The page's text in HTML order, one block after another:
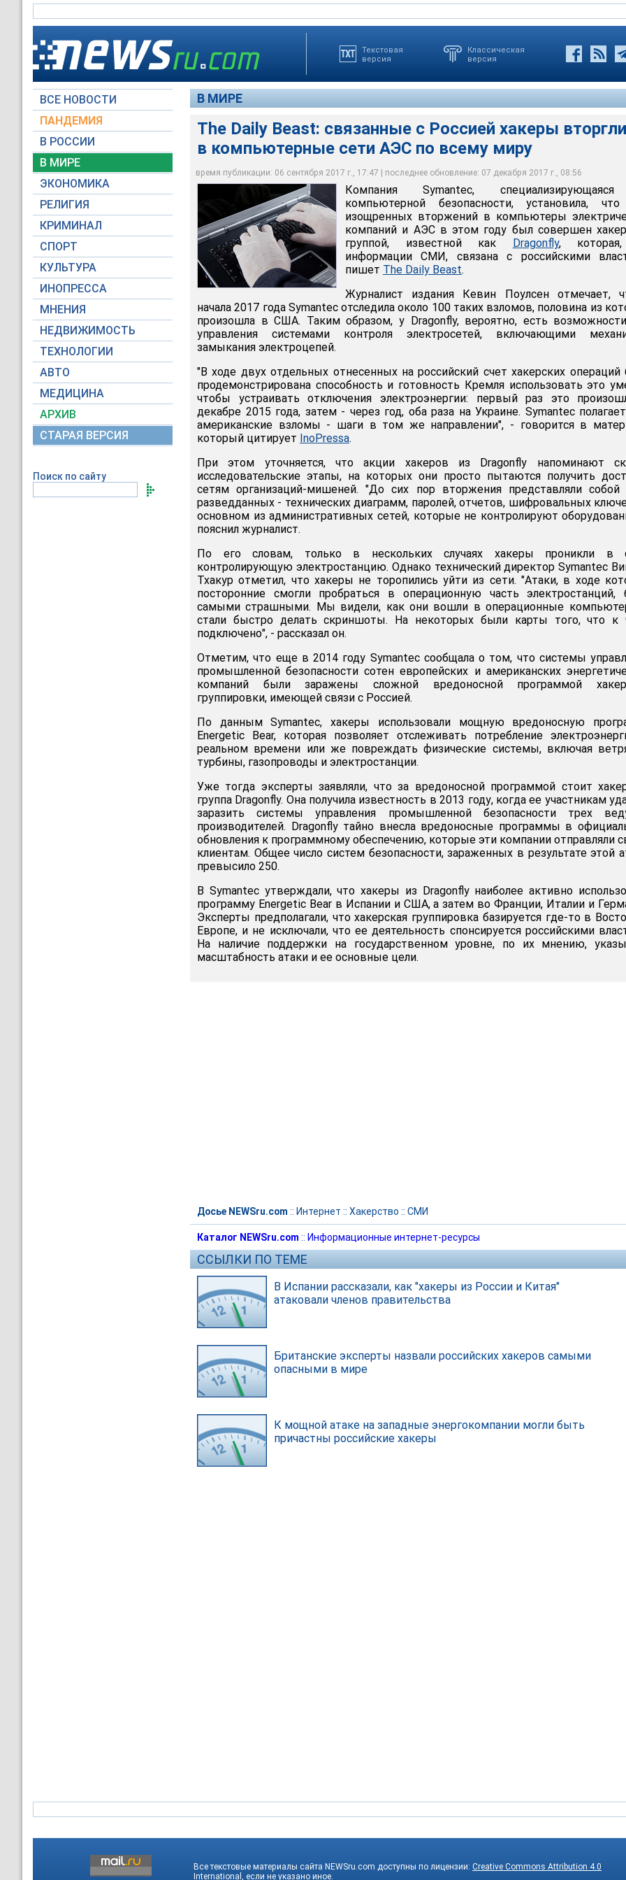
Текстовая
версия
Классическая
версия
ВСЕ НОВОСТИ
ПАНДЕМИЯ
В РОССИИ
В МИРЕ
ЭКОНОМИКА
РЕЛИГИЯ
КРИМИНАЛ
СПОРТ
КУЛЬТУРА
ИНОПРЕССА
МНЕНИЯ
НЕДВИЖИМОСТЬ
ТЕХНОЛОГИИ
АВТО
МЕДИЦИНА
АРХИВ
СТАРАЯ ВЕРСИЯ
Поиск по сайту
В МИРЕ
The Daily Beast: связанные с Россией хакеры
в компьютерные сети АЭС по всему миру
время публикации: 06 сентября 2017 г., 17:47 | последнее обновление: 07 декабря 2017 г., 08:56
Связанные с Россией хакеры вторглись в компьютерные сети АЭС по всему миру
Global Look Press
Компания Symantec,
компьютерной безопасности, установила,
изощренных вторжений в компьютеры
компаний и АЭС в этом году был совершен
группой, известной как Dragonfly,
информации СМИ, связана с российскими
пишет The Daily Beast.
Журналист издания Кевин Поулсен отмечает,
начала 2017 года Symantec отследила около 100 таких взломов, половина из
произошла в США. Таким образом, у Dragonfly, вероятно, есть
управления системами контроля электросетей, включающими
замыкания электроцепей.
"В ходе двух отдельных отнесенных на российский счет хакерских операций
продемонстрирована способность и готовность Кремля использовать это
чтобы устраивать отключения электроэнергии: первый раз это
декабре 2015 года, затем - через год, оба раза на Украине. Symantec
американские взломы - шаги в том же направлении", - говорится в
который цитирует InoPressa.
При этом уточняется, что акции хакеров из Dragonfly напоминают
исследовательские этапы, на которых они просто пытаются получить
сетям организаций-мишеней. "До сих пор вторжения представляли собой
разведданных - технических диаграмм, паролей, отчетов, шифровальных
основном из административных сетей, которые не контролируют
пояснил журналист.
По его словам, только в нескольких случаях хакеры проникли в
контролирующую электростанцию. Однако технический директор Symantec
Тхакур отметил, что хакеры не торопились уйти из сети. "Атаки, в ходе
посторонние смогли пробраться в операционную часть электростанций,
самыми страшными. Мы видели, как они вошли в операционные
стали быстро делать скриншоты. На некоторых были карты того, что к
подключено", - рассказал он.
Отметим, что еще в 2014 году Symantec сообщала о том, что системы
промышленной безопасности сотен европейских и американских
компаний были заражены сложной вредоносной программой
группировки, имеющей связи с Россией.
По данным Symantec, хакеры использовали мощную вредоносную
Energetic Bear, которая позволяет отслеживать потребление
реальном времени или же повреждать физические системы, включая
турбины, газопроводы и электростанции.
Уже тогда эксперты заявляли, что за вредоносной программой стоит
группа Dragonfly. Она получила известность в 2013 году, когда ее участникам
заразить системы управления промышленной безопасности трех
производителей. Dragonfly тайно внесла вредоносные программы в
обновления к программному обеспечению, которые эти компании отправляли
клиентам. Общее число систем безопасности, зараженных в результате этой
превысило 250.
В Symantec утверждали, что хакеры из Dragonfly наиболее активно
программу Energetic Bear в Испании и США, а затем во Франции, Италии и
Эксперты предполагали, что хакерская группировка базируется где-то в
Европе, и не исключали, что ее деятельность спонсируется российскими
На наличие поддержки на государственном уровне, по их мнению,
масштабность атаки и ее основные цели.
Досье NEWSru.com :: Интернет :: Хакерство :: СМИ
Каталог NEWSru.com :: Информационные интернет-ресурсы
ССЫЛКИ ПО ТЕМЕ
В Испании рассказали, как "хакеры из России и Китая"
атаковали членов правительства
Британские эксперты назвали российских хакеров самыми
опасными в мире
К мощной атаке на западные энергокомпании могли быть
причастны российские хакеры
Все текстовые материалы сайта NEWSru.com доступны по лицензии: Creative Commons Attribution 4.0
International , если не указано иное.